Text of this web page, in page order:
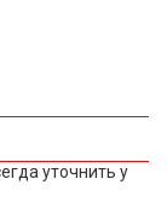
уточнить у